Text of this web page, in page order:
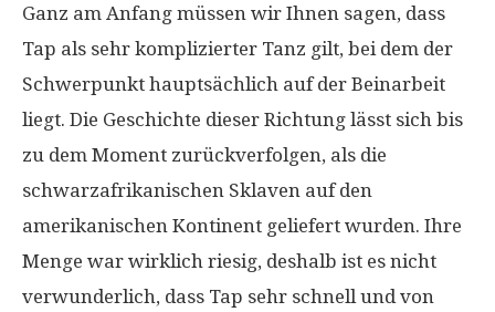
Ganz am Anfang müssen wir Ihnen sagen, dass
Tap als sehr komplizierter Tanz gilt, bei dem der
Schwerpunkt hauptsächlich auf der Beinarbeit
liegt. Die Geschichte dieser Richtung lässt sich bis
zu dem Moment zurückverfolgen, als die
schwarzafrikanischen Sklaven auf den
amerikanischen Kontinent geliefert wurden. Ihre
Menge war wirklich riesig, deshalb ist es nicht
verwunderlich, dass Tap sehr schnell und von